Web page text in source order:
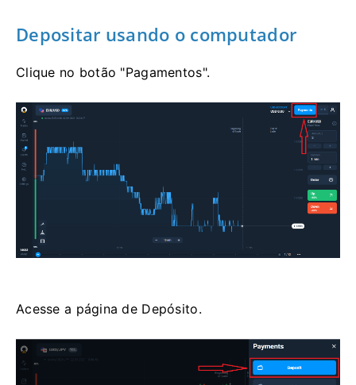
Depositar usando o computador
Clique no botão "Pagamentos".
Acesse a página de Depósito.